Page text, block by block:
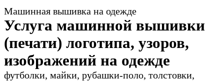
Машинная вышивка на одежде
Услуга машинной вышивки
(печати) логотипа, узоров,
изображений на одежде
футболки, майки, рубашки-поло, толстовки,